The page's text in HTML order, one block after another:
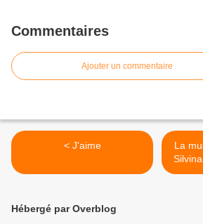
Commentaires
Ajouter un commentaire
< J'aime
La
Hébergé par Overblog